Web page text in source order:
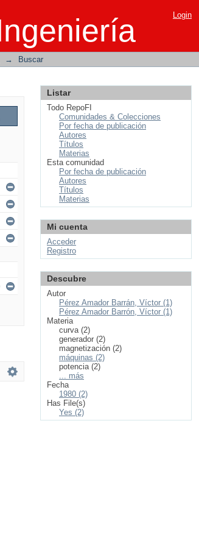
Login
→ Buscar
Listar
Todo RepoFI
Comunidades & Colecciones
Por fecha de publicación
Autores
Títulos
Materias
Esta comunidad
Por fecha de publicación
Autores
Títulos
Materias
Mi cuenta
Acceder
Registro
Descubre
Autor
Pérez Amador Barrán, Víctor (1)
Pérez Amador Barrón, Víctor (1)
Materia
curva (2)
generador (2)
magnetización (2)
máquinas (2)
potencia (2)
... más
Fecha
1980 (2)
Has File(s)
Yes (2)